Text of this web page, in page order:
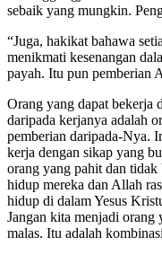
sebaik yang mungkin.
“Juga, hakikat bahawa
menikmati kesenangan
payah. Itu pun pemberian
Orang yang dapat bekerja
daripada kerjanya adalah
pemberian daripada-Nya.
kerja dengan sikap yang
orang yang pahit dan
hidup mereka dan Allah
hidup di dalam Yesus
Jangan kita menjadi orang
malas. Itu adalah